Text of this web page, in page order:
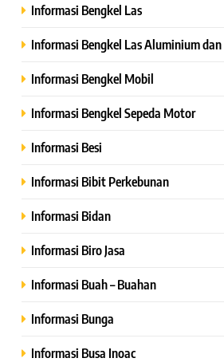
Informasi Bengkel Las
Informasi Bengkel Las Aluminium dan
Informasi Bengkel Mobil
Informasi Bengkel Sepeda Motor
Informasi Besi
Informasi Bibit Perkebunan
Informasi Bidan
Informasi Biro Jasa
Informasi Buah – Buahan
Informasi Bunga
Informasi Busa Inoac